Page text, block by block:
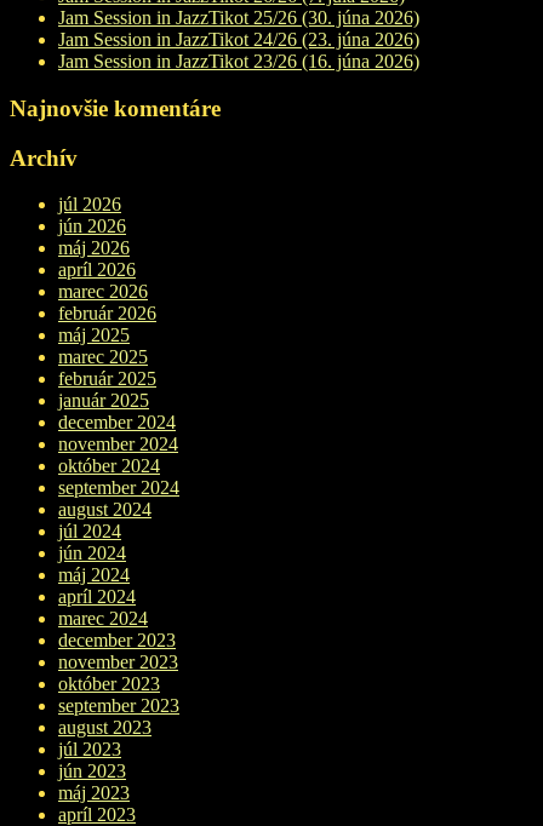
Jam Session in JazzTikot 25/26 (30. júna 2026)
Jam Session in JazzTikot 24/26 (23. júna 2026)
Jam Session in JazzTikot 23/26 (16. júna 2026)
Najnovšie komentáre
Archív
júl 2026
jún 2026
máj 2026
apríl 2026
marec 2026
február 2026
máj 2025
marec 2025
február 2025
január 2025
december 2024
november 2024
október 2024
september 2024
august 2024
júl 2024
jún 2024
máj 2024
apríl 2024
marec 2024
december 2023
november 2023
október 2023
september 2023
august 2023
júl 2023
jún 2023
máj 2023
apríl 2023